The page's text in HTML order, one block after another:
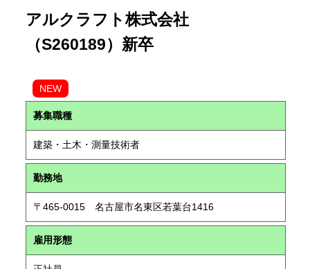
アルクラフト株式会社
（S260189）新卒
NEW
募集職種
建築・土木・測量技術者
勤務地
〒465-0015 名古屋市名東区若葉台1416
雇用形態